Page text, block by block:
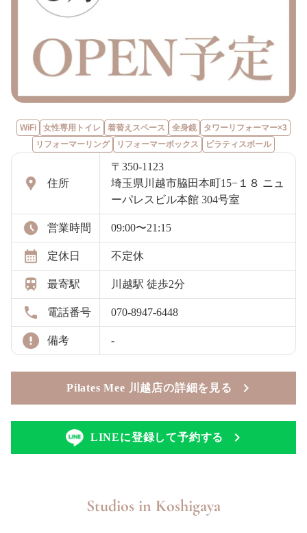
WiFi 女性専用トイレ 着替えスペース 全身鏡
タワーリフォーマー×3
リフォーマーリング
リフォーマーボックス ピラティスボール
住所
〒350-1123
埼玉県川越市脇田本町15−１８ ニュ
ーパレスビル本館 304号室
営業時間 09:00〜21:15
定休日 不定休
最寄駅 川越駅 徒歩2分
電話番号 070-8947-6448
備考 -
Pilates Mee 川越店の詳細を見る
LINEに登録して予約する
Studios in Koshigaya